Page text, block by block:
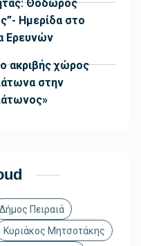
Θόδωρος
Ημερίδα στο
Ερευνών
ακριβής χώρος
στην
Δήμος Πειραιά
Κυριάκος Μητσοτάκης